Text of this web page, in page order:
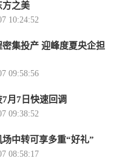
方之美
10:24:52
密集投产 迎峰度夏央企担
09:58:56
7月7日快速回调
09:38:52
中转可享多重“好礼”
08:58:17